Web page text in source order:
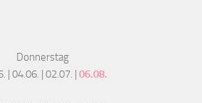
Donnerstag
| 04.06. | 02.07. | 06.08.